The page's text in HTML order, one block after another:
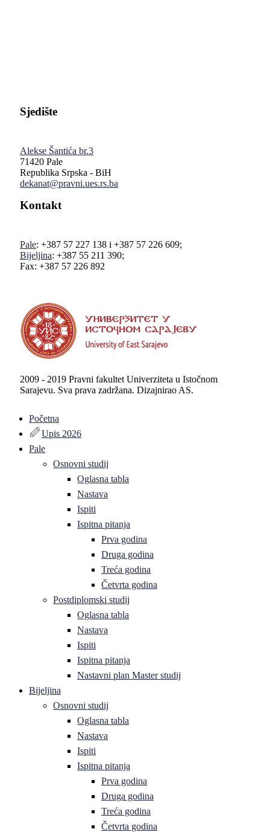
Sjedište
Alekse Šantića br.3
71420 Pale
Republika Srpska - BiH
dekanat@pravni.ues.rs.ba
Kontakt
Pale: +387 57 227 138 i +387 57 226 609;
Bijeljina: +387 55 211 390;
Fax: +387 57 226 892
2009 - 2019 Pravni fakultet Univerziteta u Istočnom
Sarajevu. Sva prava zadržana. Dizajnirao AS.
Početna
Upis 2026
Pale
Osnovni studij
Oglasna tabla
Nastava
Ispiti
Ispitna pitanja
Prva godina
Druga godina
Treća godina
Četvrta godina
Postdiplomski studij
Oglasna tabla
Nastava
Ispiti
Ispitna pitanja
Nastavni plan Master studij
Bijeljina
Osnovni studij
Oglasna tabla
Nastava
Ispiti
Ispitna pitanja
Prva godina
Druga godina
Treća godina
Četvrta godina